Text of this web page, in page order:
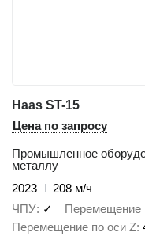
Haas ST-15
Цена по запросу
Промышленное
металлу
2023
208 м/ч
ЧПУ ✓ Перемещение
Перемещение по оси Z